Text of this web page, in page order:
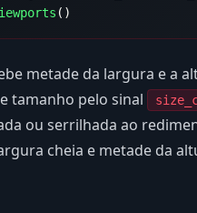
metade da largura e a
tamanho pelo sinal
ou serrilhada ao
cheia e metade da